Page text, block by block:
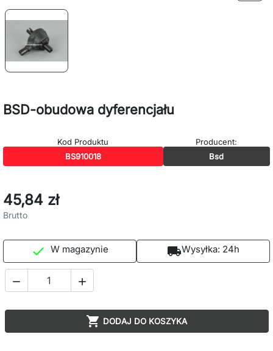
BSD-obudowa dyferencjału
Kod Produktu
BS910018
Producent:
Bsd
45,84 zł
Brutto
 W magazynie local_shippingWysyłka: 24h
 
 DODAJ DO KOSZYKA